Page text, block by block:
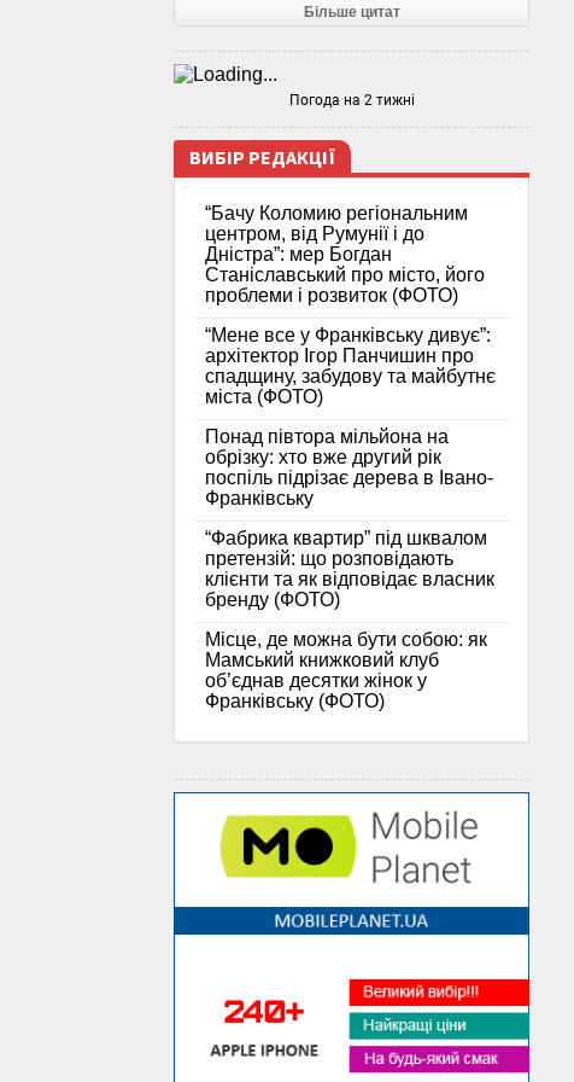
Більше цитат
Погода на 2 тижні
ВИБІР РЕДАКЦІЇ
“Бачу Коломию регіональним
центром, від Румунії і до
Дністра”: мер Богдан
Станіславський про місто, його
проблеми і розвиток (ФОТО)
“Мене все у Франківську дивує”:
архітектор Ігор Панчишин про
спадщину, забудову та майбутнє
міста (ФОТО)
Понад півтора мільйона на
обрізку: хто вже другий рік
поспіль підрізає дерева в Івано-
Франківську
“Фабрика квартир” під шквалом
претензій: що розповідають
клієнти та як відповідає власник
бренду (ФОТО)
Місце, де можна бути собою: як
Мамський книжковий клуб
об’єднав десятки жінок у
Франківську (ФОТО)